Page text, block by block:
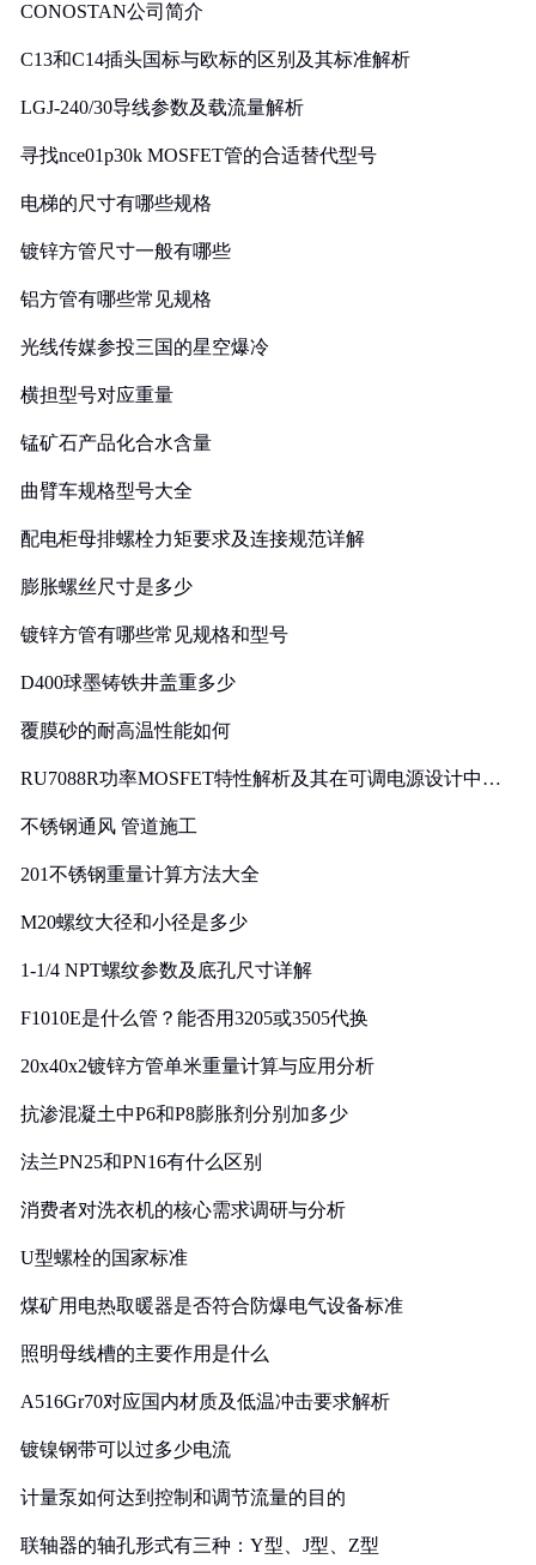
CONOSTAN公司简介
C13和C14插头国标与欧标的区别及其标准解析
LGJ-240/30导线参数及载流量解析
寻找nce01p30k MOSFET管的合适替代型号
电梯的尺寸有哪些规格
镀锌方管尺寸一般有哪些
铝方管有哪些常见规格
光线传媒参投三国的星空爆冷
横担型号对应重量
锰矿石产品化合水含量
曲臂车规格型号大全
配电柜母排螺栓力矩要求及连接规范详解
膨胀螺丝尺寸是多少
镀锌方管有哪些常见规格和型号
D400球墨铸铁井盖重多少
覆膜砂的耐高温性能如何
RU7088R功率MOSFET特性解析及其在可调电源设计中的
不锈钢通风 管道施工
201不锈钢重量计算方法大全
M20螺纹大径和小径是多少
1-1/4 NPT螺纹参数及底孔尺寸详解
F1010E是什么管？能否用3205或3505代换
20x40x2镀锌方管单米重量计算与应用分析
抗渗混凝土中P6和P8膨胀剂分别加多少
法兰PN25和PN16有什么区别
消费者对洗衣机的核心需求调研与分析
U型螺栓的国家标准
煤矿用电热取暖器是否符合防爆电气设备标准
照明母线槽的主要作用是什么
A516Gr70对应国内材质及低温冲击要求解析
镀镍钢带可以过多少电流
计量泵如何达到控制和调节流量的目的
联轴器的轴孔形式有三种：Y型、J型、Z型